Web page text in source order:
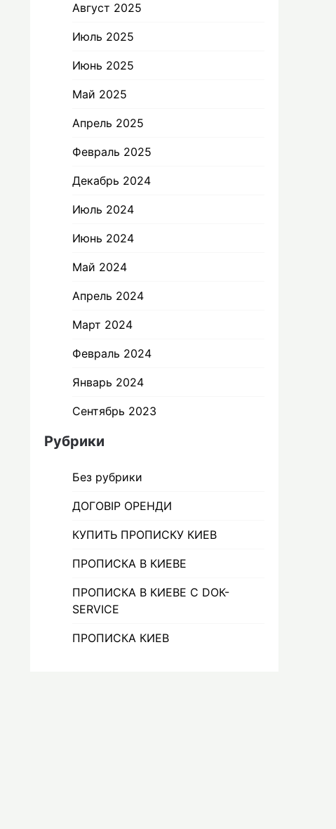
Август 2025
Июль 2025
Июнь 2025
Май 2025
Апрель 2025
Февраль 2025
Декабрь 2024
Июль 2024
Июнь 2024
Май 2024
Апрель 2024
Март 2024
Февраль 2024
Январь 2024
Сентябрь 2023
Рубрики
Без рубрики
ДОГОВІР ОРЕНДИ
КУПИТЬ ПРОПИСКУ КИЕВ
ПРОПИСКА В КИЕВЕ
ПРОПИСКА В КИЕВЕ С DOК-
SERVICE
ПРОПИСКА КИЕВ